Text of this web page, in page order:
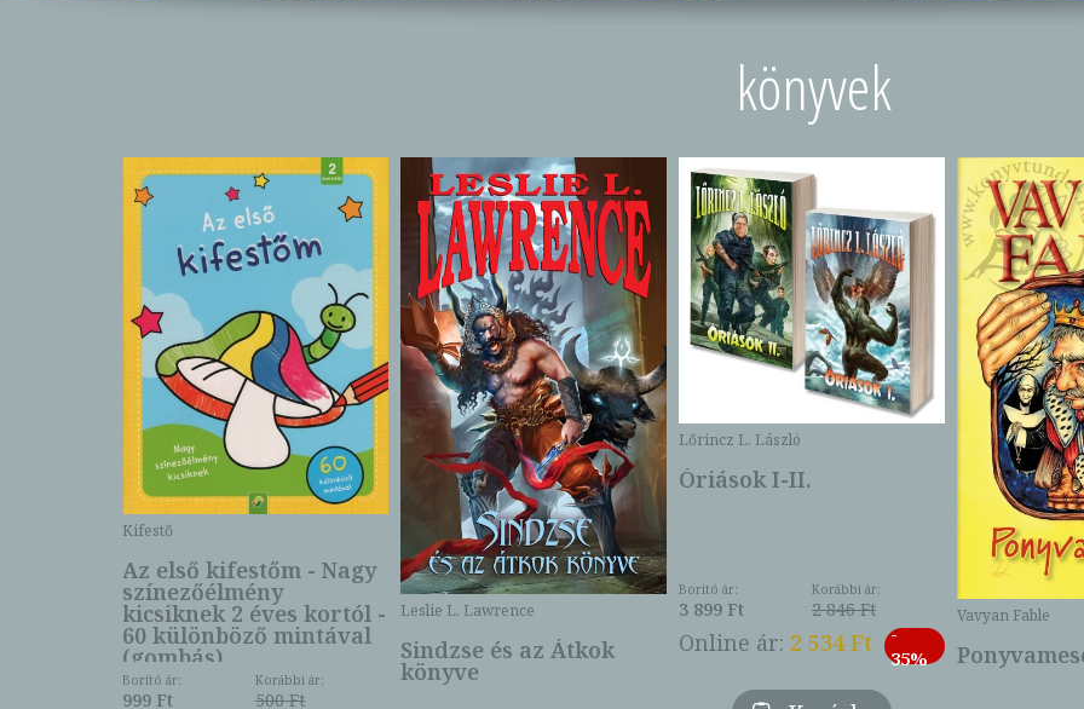
könyvek
Kifestő
Az első kifestőm - Nagy
színezőélmény
kicsiknek 2 éves kortól -
60 különböző mintával
(gombás)
Borító ár:
999 Ft
Korábbi ár:
500 Ft
Leslie L. Lawrence
Sindzse és az Átkok
könyve
Lőrincz L. László
Óriások I-II.
Borító ár:
3 899 Ft
Korábbi ár:
2 846 Ft
Online ár: 2 534 Ft
-
35%
Vavyan Fable